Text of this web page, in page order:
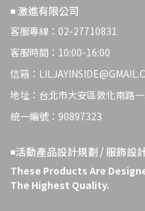
◾️ 激進有限公司
客服專線：02-27710831
客服時間：10:00-16:00
信箱：
地址：台北市大安區敦化南路
統一編號：90897323
◾️活動產品設計規劃 / 服飾設
These Products Are
The Highest Quality.